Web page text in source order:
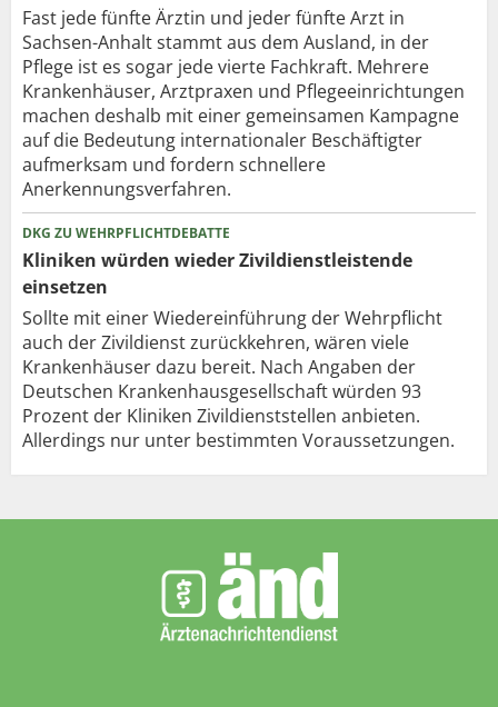
Fast jede fünfte Ärztin und jeder fünfte Arzt in
Sachsen-Anhalt stammt aus dem Ausland, in der
Pflege ist es sogar jede vierte Fachkraft. Mehrere
Krankenhäuser, Arztpraxen und Pflegeeinrichtungen
machen deshalb mit einer gemeinsamen Kampagne
auf die Bedeutung internationaler Beschäftigter
aufmerksam und fordern schnellere
Anerkennungsverfahren.
DKG ZU WEHRPFLICHTDEBATTE
Kliniken würden wieder Zivildienstleistende
einsetzen
Sollte mit einer Wiedereinführung der Wehrpflicht
auch der Zivildienst zurückkehren, wären viele
Krankenhäuser dazu bereit. Nach Angaben der
Deutschen Krankenhausgesellschaft würden 93
Prozent der Kliniken Zivildienststellen anbieten.
Allerdings nur unter bestimmten Voraussetzungen.